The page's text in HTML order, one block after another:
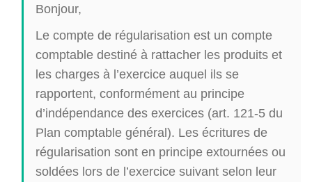
Bonjour,
Le compte de régularisation est un compte
comptable destiné à rattacher les produits et
les charges à l’exercice auquel ils se
rapportent, conformément au principe
d’indépendance des exercices (art. 121-5 du
Plan comptable général). Les écritures de
régularisation sont en principe extournées ou
soldées lors de l’exercice suivant selon leur